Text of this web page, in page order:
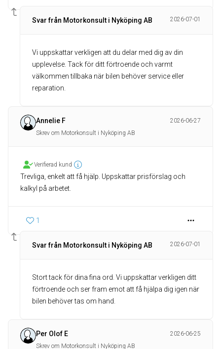
Svar från Motorkonsult i Nyköping AB 2026-07-01
Vi uppskattar verkligen att du delar med dig av din
upplevelse. Tack för ditt förtroende och varmt
välkommen tillbaka när bilen behöver service eller
reparation.
Annelie F
2026-06-27
Skrev om Motorkonsult i Nyköping AB
Verifierad kund
Trevliga, enkelt att få hjälp. Uppskattar prisförslag och
kalkyl på arbetet.
1
Svar från Motorkonsult i Nyköping AB 2026-07-01
Stort tack för dina fina ord. Vi uppskattar verkligen ditt
förtroende och ser fram emot att få hjälpa dig igen när
bilen behöver tas om hand.
Per Olof E
2026-06-25
Skrev om Motorkonsult i Nyköping AB